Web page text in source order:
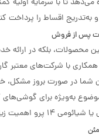
می‌دهد تا با سرمایه اولیه
به‌تدریج اقساط را پرداخت
محصولات، بلکه در
با شرکت‌های معتبر
شما در صورت بروز مشکل،
به‌ویژه برای گوشی‌های